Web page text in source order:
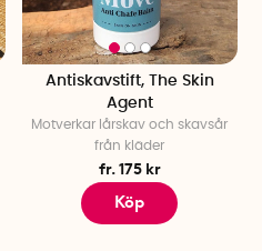
Antiskavstift, The Skin
Agent
Motverkar lårskav och skavsår
från kläder
fr. 175 kr
Köp